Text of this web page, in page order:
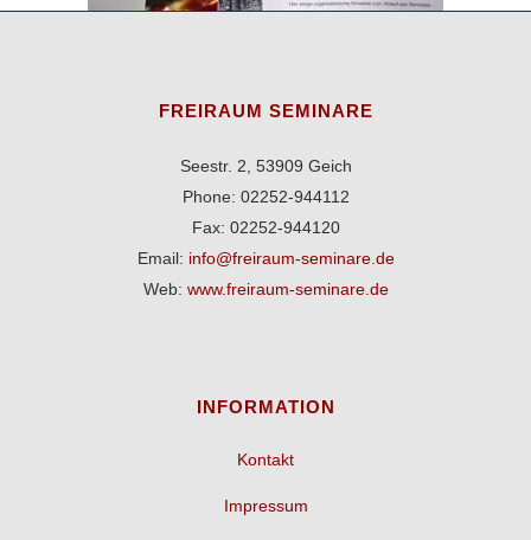
FREIRAUM SEMINARE
Seestr. 2, 53909 Geich
Phone: 02252-944112
Fax: 02252-944120
Email: info@freiraum-seminare.de
Web: www.freiraum-seminare.de
INFORMATION
Kontakt
Impressum